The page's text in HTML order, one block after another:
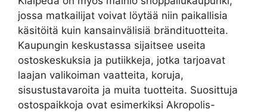
jossa matkailijat voivat löytää niin paikallisia
käsitöitä kuin kansainvälisiä brändituotteita.
Kaupungin keskustassa sijaitsee useita
ostoskeskuksia ja putiikkeja, jotka tarjoavat
laajan valikoiman vaatteita, koruja,
sisustustavaroita ja muita tuotteita. Suosittuja
ostospaikkoja ovat esimerkiksi Akropolis-